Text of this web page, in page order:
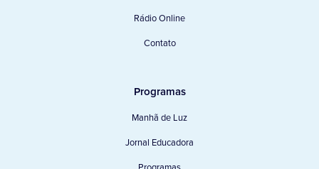
Rádio Online
Contato
Programas
Manhã de Luz
Jornal Educadora